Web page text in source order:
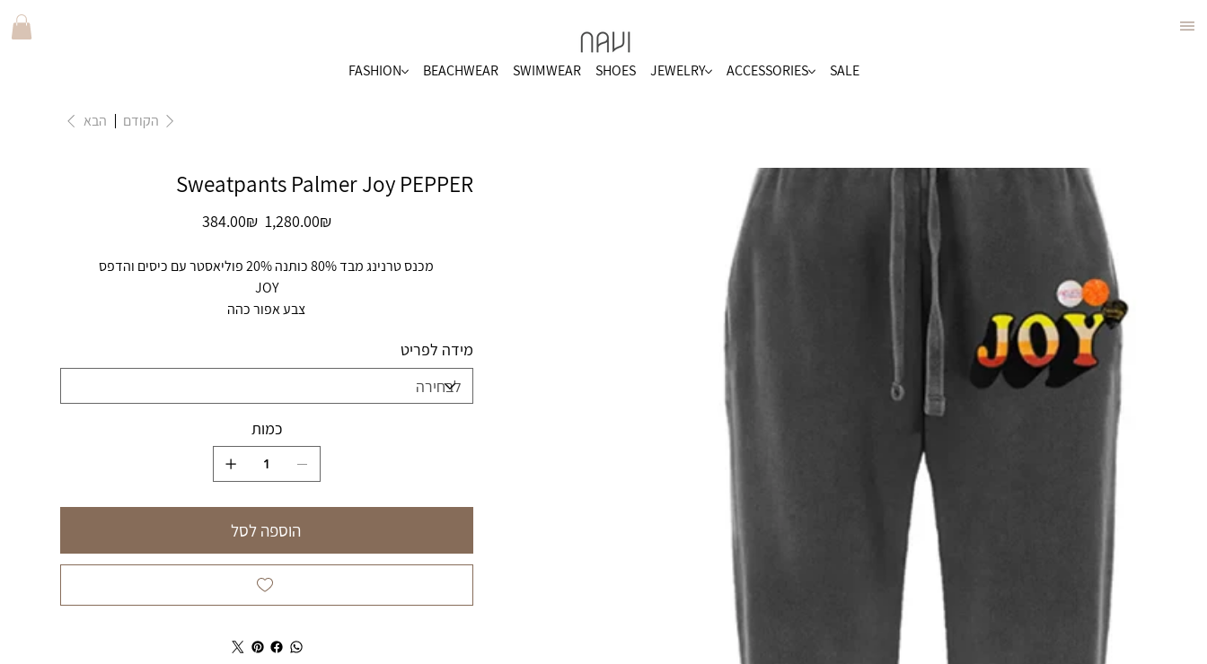
FASHION BEACHWEAR SWIMWEAR SHOES JEWELRY ACCESSORIES SALE
הקודם הבא
Sweatpants Palmer Joy PEPPER
מקורי
‏1,280.00 ‏₪
מבצע
‏384.00 ‏₪
מכנס טרנינג מבד 80% כותנה 20% פוליאסטר עם כיסים והדפס
JOY
צבע אפור כהה
מידה לפריט
כמות
הוספה לסל